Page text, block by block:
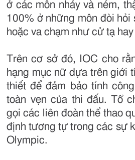
ở các môn nhảy và ném,
100% ở những môn đòi hỏi
hoặc va chạm như cử tạ
Trên cơ sở đó, IOC cho
hạng mục nữ dựa trên giới
thiết để đảm bảo tính
toàn vẹn của thi đấu. Tổ
gọi các liên đoàn thể thao
định tương tự trong các sự
Olympic.